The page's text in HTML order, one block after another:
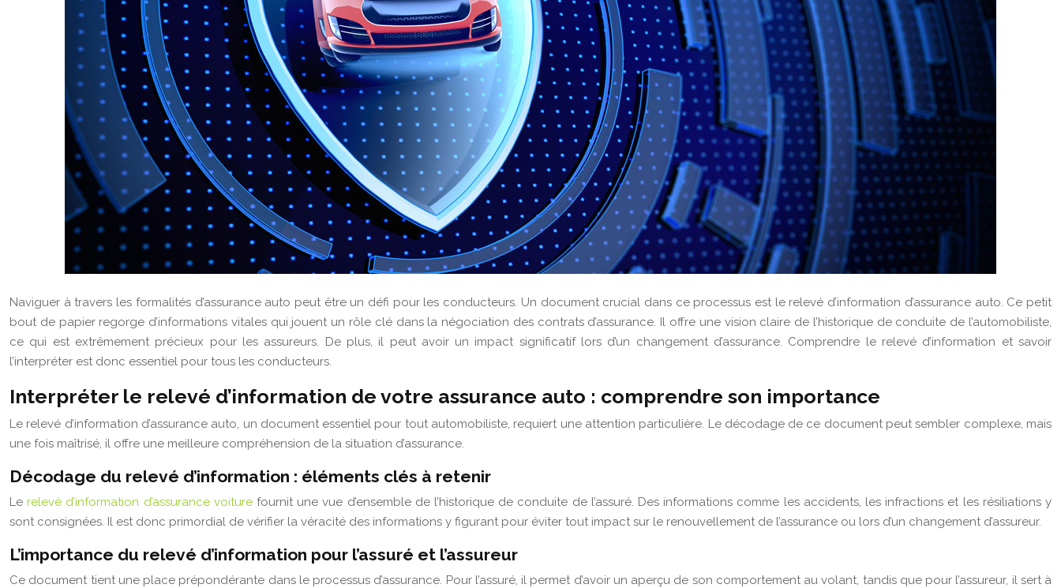
Naviguer à travers les formalités d’assurance auto peut être un défi pour les conducteurs. Un document crucial dans ce processus est le relevé d’information d’assurance auto. Ce petit
bout de papier regorge d’informations vitales qui jouent un rôle clé dans la négociation des contrats d’assurance. Il offre une vision claire de l’historique de conduite de l’automobiliste,
ce qui est extrêmement précieux pour les assureurs. De plus, il peut avoir un impact significatif lors d’un changement d’assurance. Comprendre le relevé d’information et savoir
l’interpréter est donc essentiel pour tous les conducteurs.
Interpréter le relevé d’information de votre assurance auto : comprendre son importance
Le relevé d’information d’assurance auto, un document essentiel pour tout automobiliste, requiert une attention particulière. Le décodage de ce document peut sembler complexe, mais
une fois maîtrisé, il offre une meilleure compréhension de la situation d’assurance.
Décodage du relevé d’information : éléments clés à retenir
Le relevé d’information d’assurance voiturefournit une vue d’ensemble de l’historique de conduite de l’assuré. Des informations comme les accidents, les infractions et les résiliations y
sont consignées. Il est donc primordial de vérifier la véracité des informations y figurant pour éviter tout impact sur le renouvellement de l’assurance ou lors d’un changement d’assureur.
L’importance du relevé d’information pour l’assuré et l’assureur
Ce document tient une place prépondérante dans le processus d’assurance. Pour l’assuré, il permet d’avoir un aperçu de son comportement au volant, tandis que pour l’assureur, il sert à